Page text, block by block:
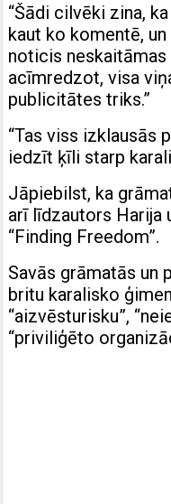
“Šādi cilvēki zina,
kaut ko komentē,
noticis
acīmredzot, visa
publicitātes triks.”
“Tas viss izklausās
iedzīt ķīli starp
Jāpiebilst, ka
arī līdzautors Harija
“Finding Freedom”.
Savās grāmatās un
britu karalisko
“aizvēsturisku”,
“priviliģēto